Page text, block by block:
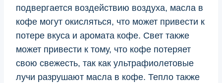
подвергается воздействию воздуха, масла в
кофе могут окисляться, что может привести к
потере вкуса и аромата кофе. Свет также
может привести к тому, что кофе потеряет
свою свежесть, так как ультрафиолетовые
лучи разрушают масла в кофе. Тепло также